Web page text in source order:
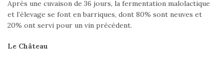
Après une cuvaison de 36 jours, la fermentation malolactique
et l’élevage se font en barriques, dont 80% sont neuves et
20% ont servi pour un vin précédent.
Le Château